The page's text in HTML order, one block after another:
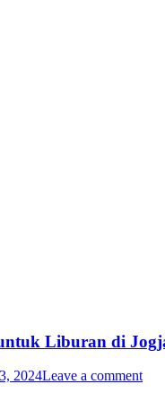
Liburan di
2024Leave a comment